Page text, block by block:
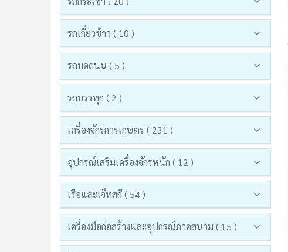
รถเกี่ยวข้าว ( 10 )
รถบดถนน ( 5 )
รถบรรทุก ( 2 )
เครื่องจักรการเกษตร ( 231 )
อุปกรณ์เสริมเครื่องจักรหนัก ( 12 )
เรือและเจ็ทสกี ( 54 )
เครื่องมือก่อสร้างและอุปกรณ์ภาคสนาม ( 15 )